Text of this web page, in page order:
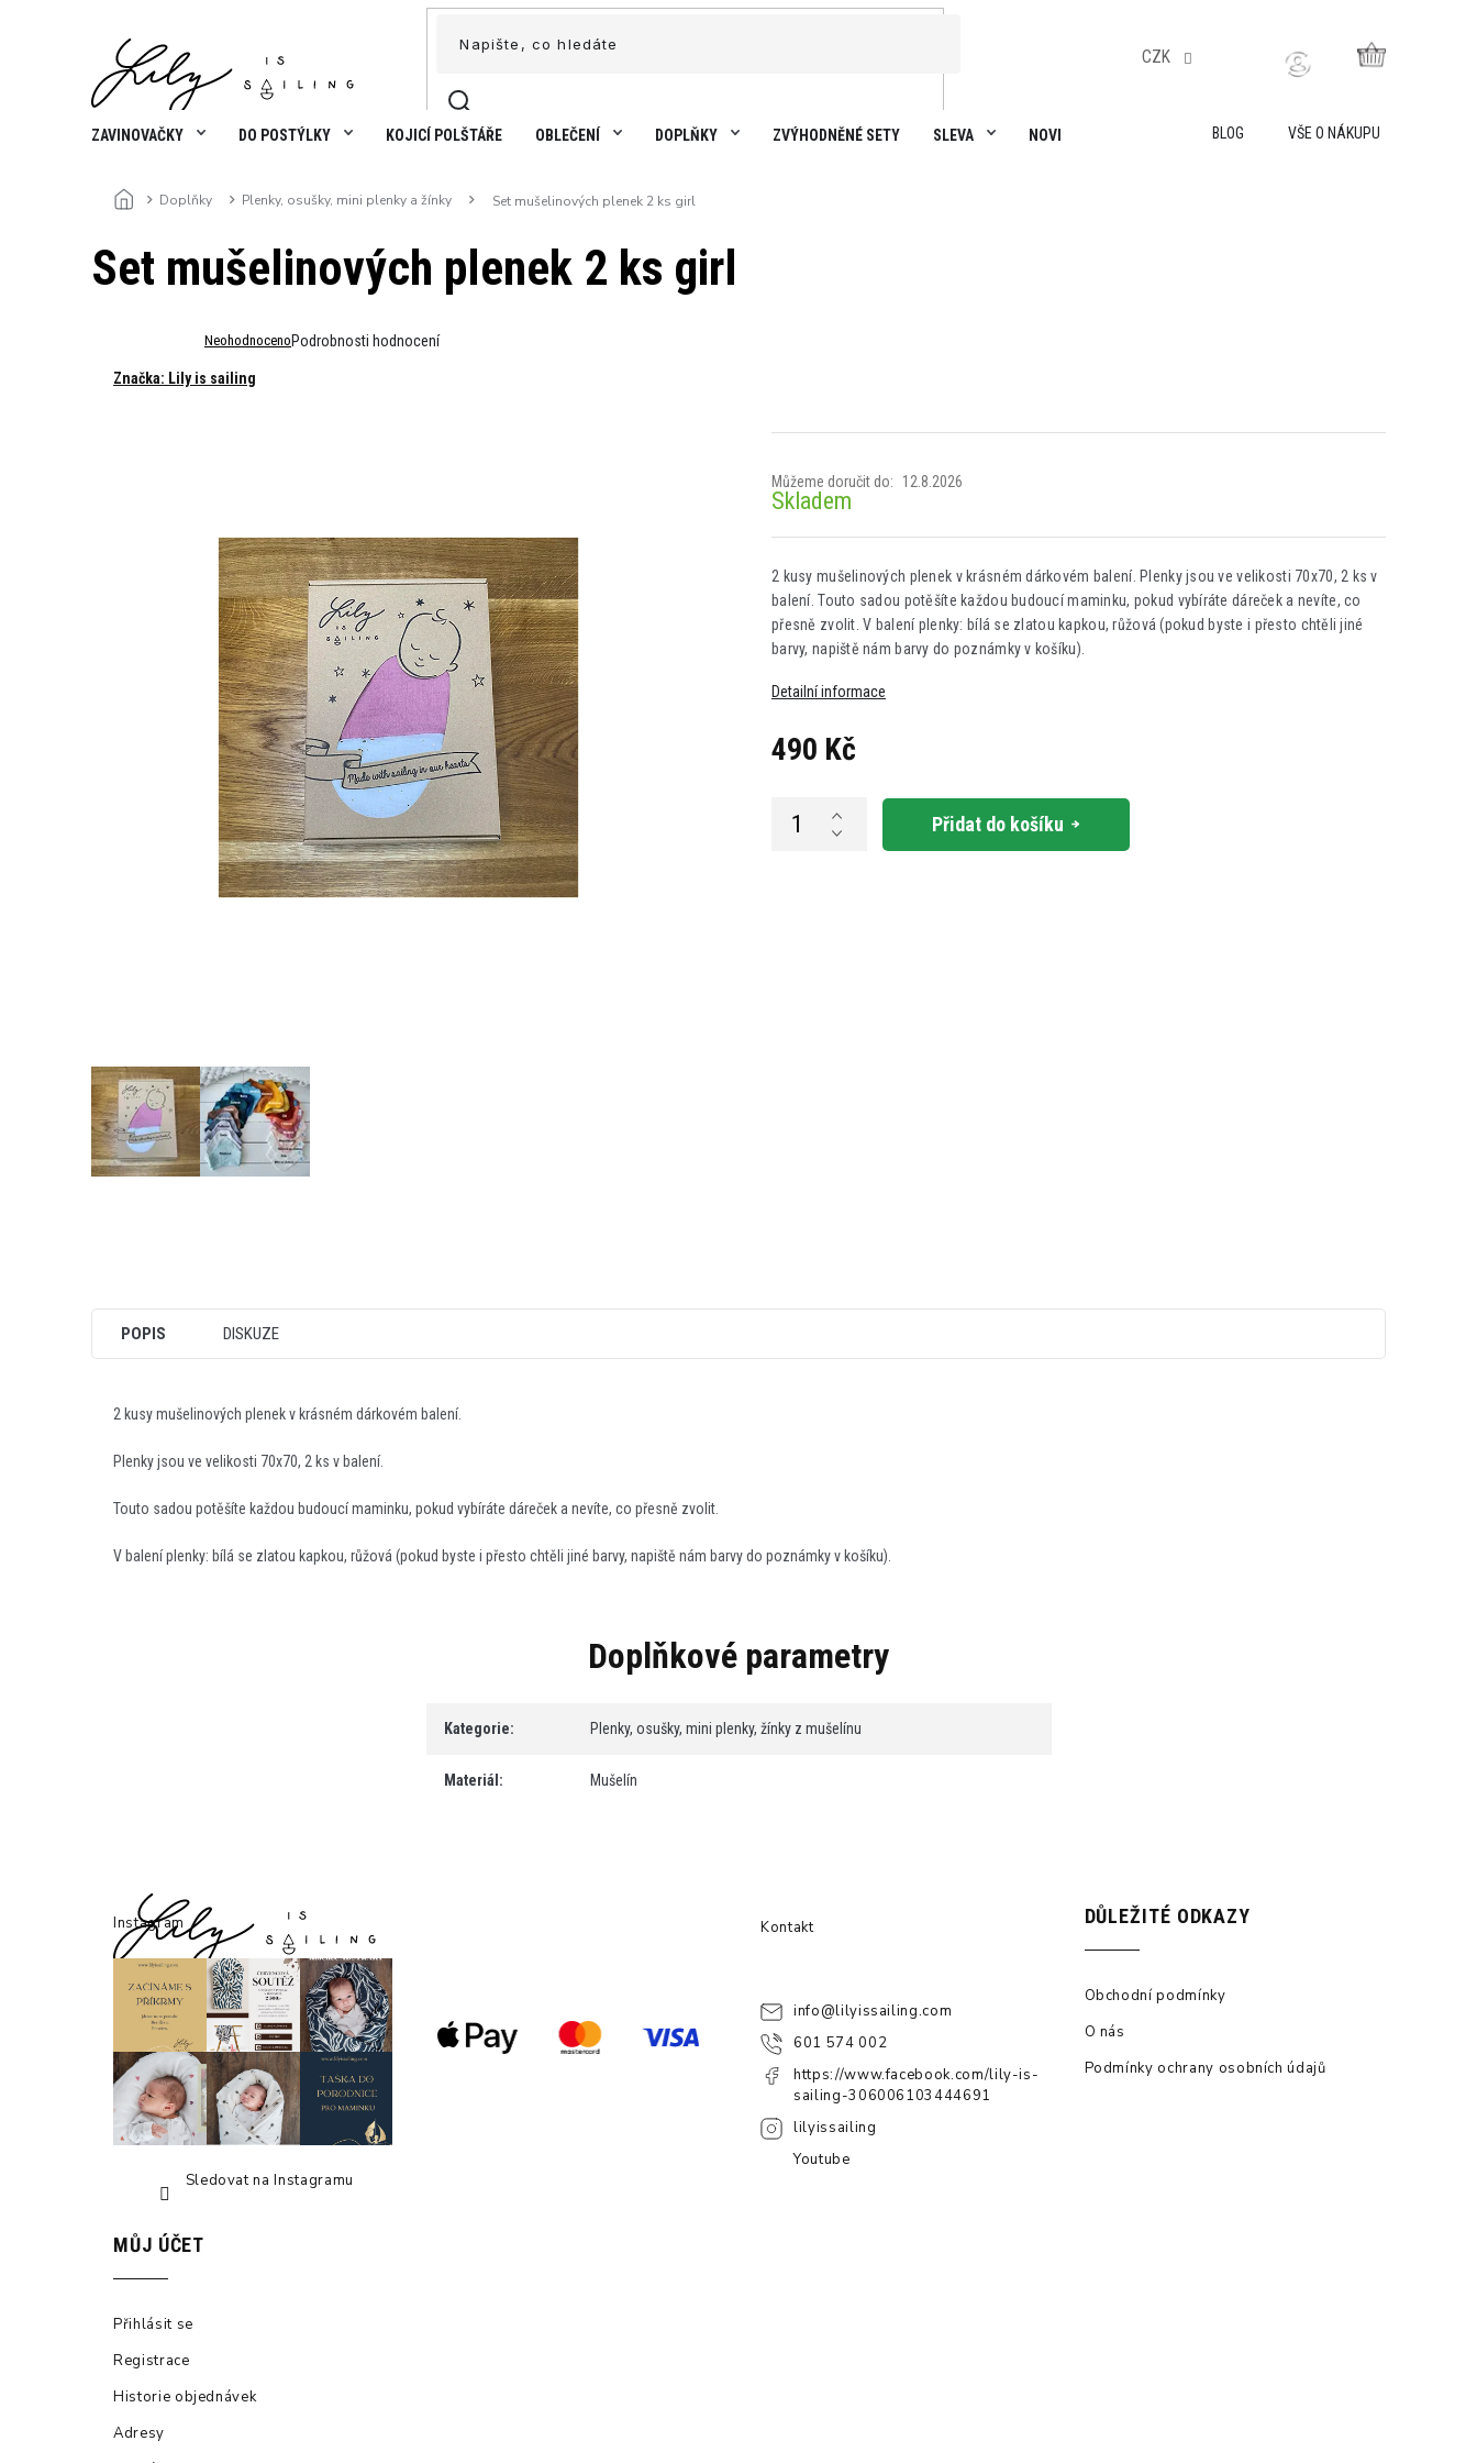
BLOG VŠE O NÁKUPU
CZK
ZAVINOVAČKY DO POSTÝLKY KOJICÍ POLŠTÁŘE OBLEČENÍ DOPLŇKY ZVÝHODNĚNÉ SETY SLEVA NOVINKY AKADEMIE LILY IS SAILING VŠE O NÁKUPU
Domů Doplňky Plenky, osušky, mini plenky a žínky Set mušelinových plenek 2 ks girl
Set mušelinových plenek 2 ks girl
produktu
Neohodnoceno Podrobnosti hodnocení
Značka: Lily is sailing
490 Kč
Skladem
Můžeme doručit do: 12.8.2026
Přidat do košíku
2 kusy mušelinových plenek v krásném dárkovém balení. Plenky jsou ve velikosti 70x70, 2 ks v
balení. Touto sadou potěšíte každou budoucí maminku, pokud vybíráte dáreček a nevíte, co
přesně zvolit. V balení plenky: bílá se zlatou kapkou, růžová (pokud byste i přesto chtěli jiné
barvy, napiště nám barvy do poznámky v košíku).
Detailní informace
POPIS DISKUZE
2 kusy mušelinových plenek v krásném dárkovém balení.
Plenky jsou ve velikosti 70x70, 2 ks v balení.
Touto sadou potěšíte každou budoucí maminku, pokud vybíráte dáreček a nevíte, co přesně zvolit.
V balení plenky: bílá se zlatou kapkou, růžová (pokud byste i přesto chtěli jiné barvy, napiště nám barvy do poznámky v košíku).
Doplňkové parametry
Kategorie: Plenky, osušky, mini plenky, žínky z mušelínu
Materiál : Mušelín
Instagram
Sledovat na Instagramu
Kontakt
info@lilyissailing.com
601 574 002
https://www.facebook.com/lily-is-
sailing-306006103444691
lilyissailing
Youtube
DŮLEŽITÉ ODKAZY
Obchodní podmínky
O nás
Podmínky ochrany osobních údajů
MŮJ ÚČET
Přihlásit se
Registrace
Historie objednávek
Adresy